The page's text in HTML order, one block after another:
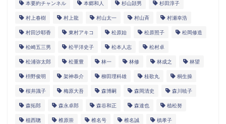
本要約チャンネル 本郷和人 杉山頴男 杉田淳子
村上春樹 村上龍 村山太一 村山斉 村瀬幸浩
村田沙耶香 東村アキコ 松原始 松原照子 松岡修造
松崎五三男 松平洋史子 松本人志 松村卓
松浦弥太郎 松重豊 林一 林修 林成之 林望
枡野俊明 架神恭介 柳田理科雄 桂歌丸 桐生操
桜井識子 梅原大吾 森博嗣 森岡清史 森川暁子
森拓郎 森永卓郎 森谷和正 森達也 植松努
植西聰 椎原崇 椎名号 椎名誠 槙孝子